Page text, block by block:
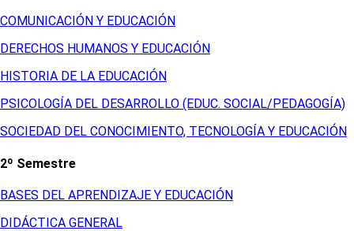
COMUNICACIÓN Y EDUCACIÓN
DERECHOS HUMANOS Y EDUCACIÓN
HISTORIA DE LA EDUCACIÓN
PSICOLOGÍA DEL DESARROLLO (EDUC. SOCIAL/PEDAGOGÍA)
SOCIEDAD DEL CONOCIMIENTO, TECNOLOGÍA Y EDUCACIÓN
2º Semestre
BASES DEL APRENDIZAJE Y EDUCACIÓN
DIDÁCTICA GENERAL